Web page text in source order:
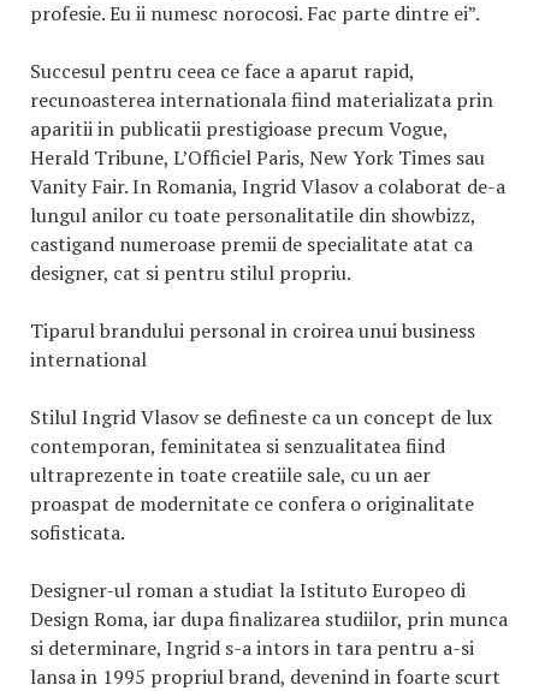
profesie. Eu ii numesc norocosi. Fac parte dintre ei”.
Succesul pentru ceea ce face a aparut rapid,
recunoasterea internationala fiind materializata prin
aparitii in publicatii prestigioase precum Vogue,
Herald Tribune, L’Officiel Paris, New York Times sau
Vanity Fair. In Romania, Ingrid Vlasov a colaborat de-a
lungul anilor cu toate personalitatile din showbizz,
castigand numeroase premii de specialitate atat ca
designer, cat si pentru stilul propriu.
Tiparul brandului personal in croirea unui business
international
Stilul Ingrid Vlasov se defineste ca un concept de lux
contemporan, feminitatea si senzualitatea fiind
ultraprezente in toate creatiile sale, cu un aer
proaspat de modernitate ce confera o originalitate
sofisticata.
Designer-ul roman a studiat la Istituto Europeo di
Design Roma, iar dupa finalizarea studiilor, prin munca
si determinare, Ingrid s-a intors in tara pentru a-si
lansa in 1995 propriul brand, devenind in foarte scurt